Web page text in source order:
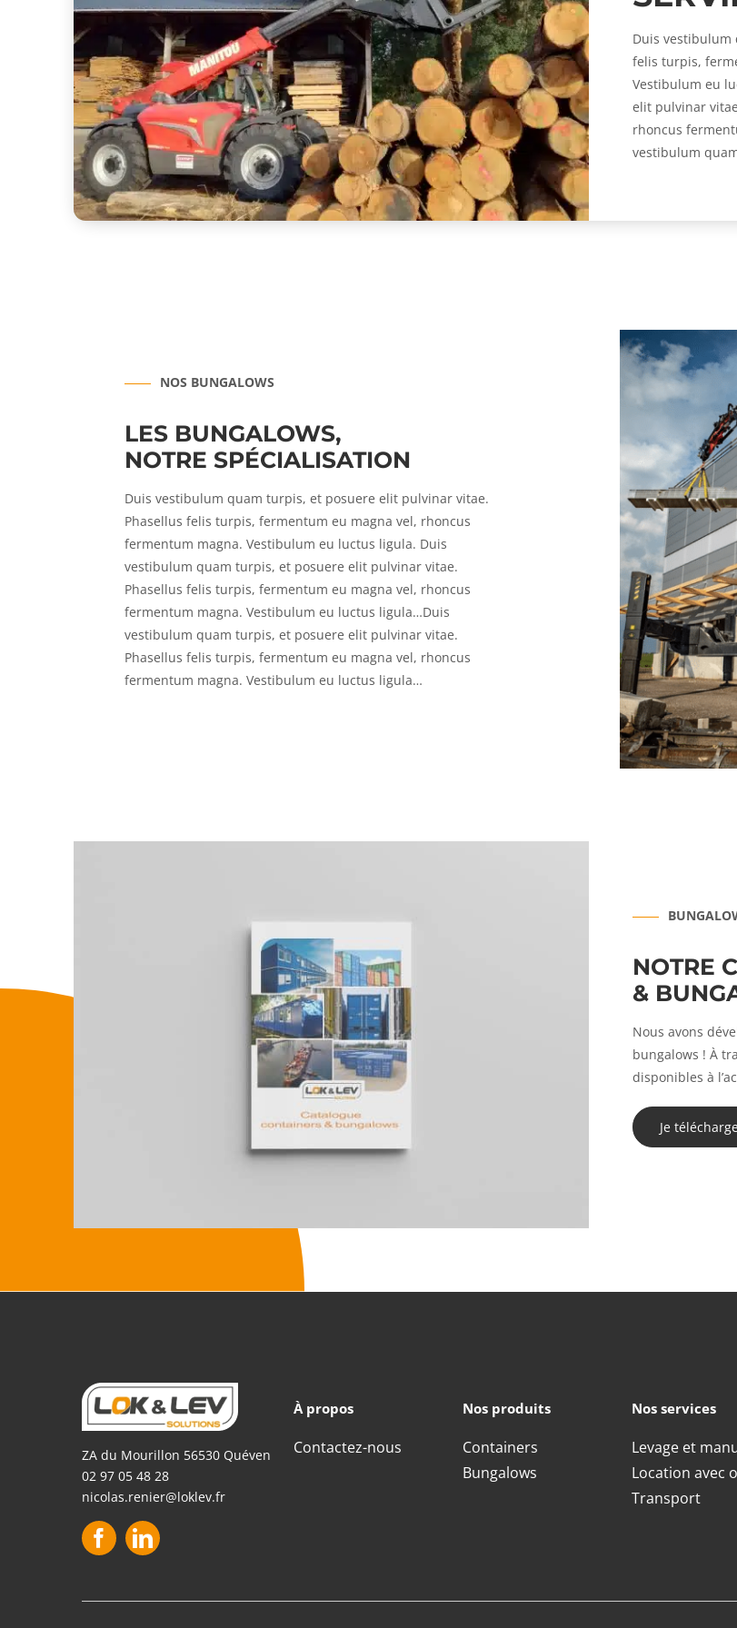
Duis vestibulum
felis turpis,
Vestibulum eu
elit pulvinar
rhoncus
vestibulum
NOS BUNGALOWS
LES BUNGALOWS,
NOTRE SPÉCIALISATION
Duis vestibulum quam turpis, et posuere elit pulvinar vitae.
Phasellus felis turpis, fermentum eu magna vel, rhoncus
fermentum magna. Vestibulum eu luctus ligula. Duis
vestibulum quam turpis, et posuere elit pulvinar vitae.
Phasellus felis turpis, fermentum eu magna vel, rhoncus
fermentum magna. Vestibulum eu luctus ligula…Duis
vestibulum quam turpis, et posuere elit pulvinar vitae.
Phasellus felis turpis, fermentum eu magna vel, rhoncus
fermentum magna. Vestibulum eu luctus ligula…
NOTRE
&
Nous avons
bungalows ! À
disponibles à
Je
ZA du Mourillon 56530 Quéven
02 97 05 48 28
nicolas.renier@loklev.fr
À propos
Contactez-nous
Nos produits
Containers
Bungalows
Nos services
Levage et
Location avec
Transport